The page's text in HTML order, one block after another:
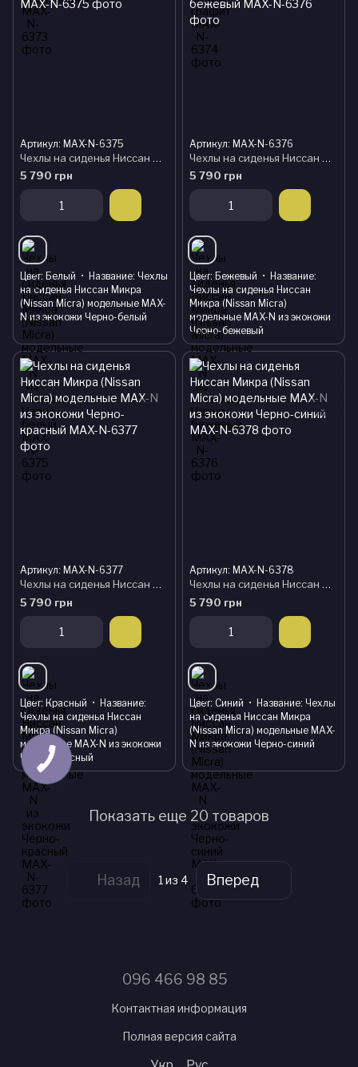
Артикул: MAX-N-6375
Чехлы на сиденья Ниссан Микра (Nissan Micra) модельные MAX-N из экокожи Черно-белый
5 790 грн
Цвет Белый Название Чехлы
на сиденья Ниссан Микра
(Nissan Micra) модельные MAX-
N из экокожи Черно-белый
Артикул: MAX-N-6376
Чехлы на сиденья Ниссан Микра (Nissan Micra) модельные MAX-N из экокожи Черно-бежевый
5 790 грн
Цвет Бежевый
Название
Чехлы на сиденья Ниссан
Микра (Nissan Micra)
модельные MAX-N из экокожи
Черно-бежевый
Артикул: MAX-N-6377
Чехлы на сиденья Ниссан Микра (Nissan Micra) модельные MAX-N из экокожи Черно-красный
5 790 грн
Цвет Красный
Название
Чехлы на сиденья Ниссан
Микра (Nissan Micra)
модельные MAX-N из экокожи
Черно-красный
Артикул: MAX-N-6378
Чехлы на сиденья Ниссан Микра (Nissan Micra) модельные MAX-N из экокожи Черно-синий
5 790 грн
Цвет Синий Название Чехлы
на сиденья Ниссан Микра
(Nissan Micra) модельные MAX-
N из экокожи Черно-синий
Показать еще 20 товаров
Назад 1 из 4 Вперед
096 466 98 85
Контактная информация
Полная версия сайта